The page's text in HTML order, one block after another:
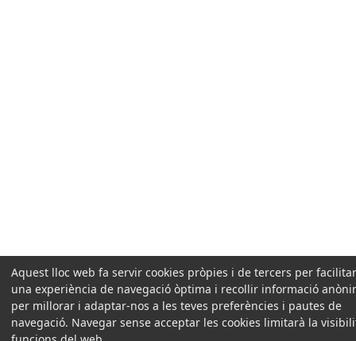
Aquest lloc web fa servir cookies pròpies i de tercers per
una experiència de navegació òptima i recollir informació
per millorar i adaptar-nos a les teves preferències i pautes de
navegació. Navegar sense acceptar les cookies limitarà la